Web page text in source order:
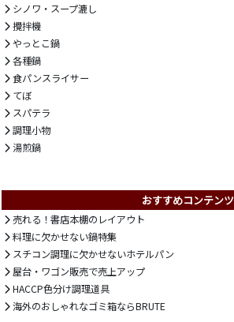
シノワ・スープ漉し
攪拌機
やっとこ鍋
各種鍋
食パンスライサー
てぼ
スパテラ
調理小物
湯煎鍋
おすすめコンテンツ
売れる！書店本棚のレイアウト
料理に欠かせない鍋特集
スチコン調理に欠かせないホテルパン
屋台・ワゴン販売で売上アップ
HACCP色分け調理道具
海外のおしゃれなゴミ箱ならBRUTE